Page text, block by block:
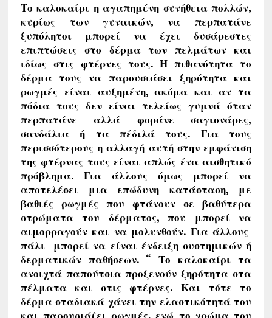
Το καλοκαίρι η αγαπημένη συνήθεια πολλών,
κυρίως των γυναικών, να περπατάνε
ξυπόλητοι μπορεί να έχει δυσάρεστες
επιπτώσεις στο δέρμα των πελμάτων και
ιδίως στις φτέρνες τους. Η πιθανότητα το
δέρμα τους να παρουσιάσει ξηρότητα και
ρωγμές είναι αυξημένη, ακόμα και αν τα
πόδια τους δεν είναι τελείως γυμνά όταν
περπατάνε αλλά φοράνε σαγιονάρες,
σανδάλια ή τα πέδιλά τους. Για τους
περισσότερους η αλλαγή αυτή στην εμφάνιση
της φτέρνας τους είναι απλώς ένα αισθητικό
πρόβλημα. Για άλλους όμως μπορεί να
αποτελέσει μια επώδυνη κατάσταση, με
βαθιές ρωγμές που φτάνουν σε βαθύτερα
στρώματα του δέρματος, που μπορεί να
αιμορραγούν και να μολυνθούν. Για άλλους
πάλι μπορεί να είναι ένδειξη συστημικών ή
δερματικών παθήσεων. “ Το καλοκαίρι τα
ανοιχτά παπούτσια προξενούν ξηρότητα στα
πέλματα και στις φτέρνες. Και τότε το
δέρμα σταδιακά χάνει την ελαστικότητά του